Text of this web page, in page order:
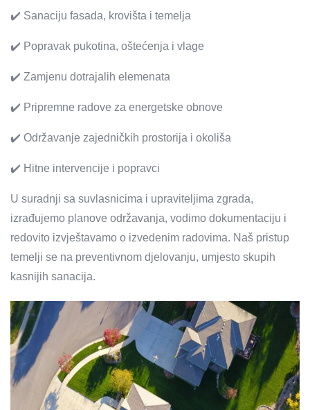
✔️ Sanaciju fasada, krovišta i temelja
✔️ Popravak pukotina, oštećenja i vlage
✔️ Zamjenu dotrajalih elemenata
✔️ Pripremne radove za energetske obnove
✔️ Održavanje zajedničkih prostorija i okoliša
✔️ Hitne intervencije i popravci
U suradnji sa suvlasnicima i upraviteljima zgrada,
izrađujemo planove održavanja, vodimo dokumentaciju i
redovito izvještavamo o izvedenim radovima. Naš pristup
temelji se na preventivnom djelovanju, umjesto skupih
kasnijih sanacija.